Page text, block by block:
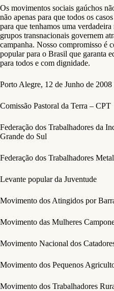
Os movimentos sociais gaúchos
não apenas para que todos os
para que tenhamos uma
grupos transnacionais governem
campanha. Nosso compromisso é
popular para o Brasil que garanta
para todos e com dignidade.
Porto Alegre, 12 de Junho de 2008
Comissão Pastoral da Terra – CPT
Federação dos Trabalhadores da
Grande do Sul
Federação dos Trabalhadores
Levante popular da Juventude
Movimento dos Atingidos por
Movimento das Mulheres
Movimento Nacional dos
Movimento dos Pequenos
Movimento dos Trabalhadores